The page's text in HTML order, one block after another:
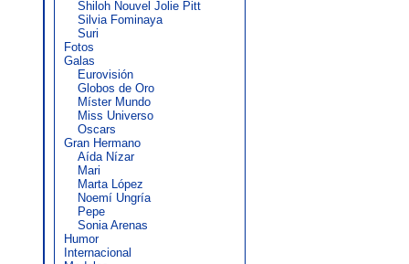
Shiloh Nouvel Jolie Pitt
Silvia Fominaya
Suri
Fotos
Galas
Eurovisión
Globos de Oro
Míster Mundo
Miss Universo
Oscars
Gran Hermano
Aída Nízar
Mari
Marta López
Noemí Ungría
Pepe
Sonia Arenas
Humor
Internacional